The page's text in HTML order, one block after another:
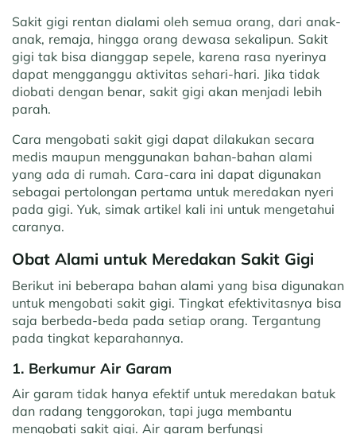
Sakit gigi rentan dialami oleh semua orang, dari anak-
anak, remaja, hingga orang dewasa sekalipun. Sakit
gigi tak bisa dianggap sepele, karena rasa nyerinya
dapat mengganggu aktivitas sehari-hari. Jika tidak
diobati dengan benar, sakit gigi akan menjadi lebih
parah.
Cara mengobati sakit gigi dapat dilakukan secara
medis maupun menggunakan bahan-bahan alami
yang ada di rumah. Cara-cara ini dapat digunakan
sebagai pertolongan pertama untuk meredakan nyeri
pada gigi. Yuk, simak artikel kali ini untuk mengetahui
caranya.
Obat Alami untuk Meredakan Sakit Gigi
Berikut ini beberapa bahan alami yang bisa digunakan
untuk mengobati sakit gigi. Tingkat efektivitasnya bisa
saja berbeda-beda pada setiap orang. Tergantung
pada tingkat keparahannya.
1. Berkumur Air Garam
Air garam tidak hanya efektif untuk meredakan batuk
dan radang tenggorokan, tapi juga membantu
mengobati sakit gigi. Air garam berfungsi